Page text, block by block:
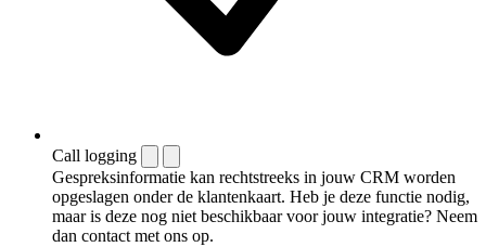
Call logging
Gespreksinformatie kan rechtstreeks in jouw CRM worden
opgeslagen onder de klantenkaart. Heb je deze functie nodig,
maar is deze nog niet beschikbaar voor jouw integratie? Neem
dan contact met ons op.